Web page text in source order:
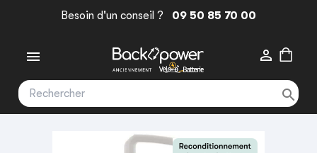
Besoin d'un conseil ? 09 50 85 70 00
 
